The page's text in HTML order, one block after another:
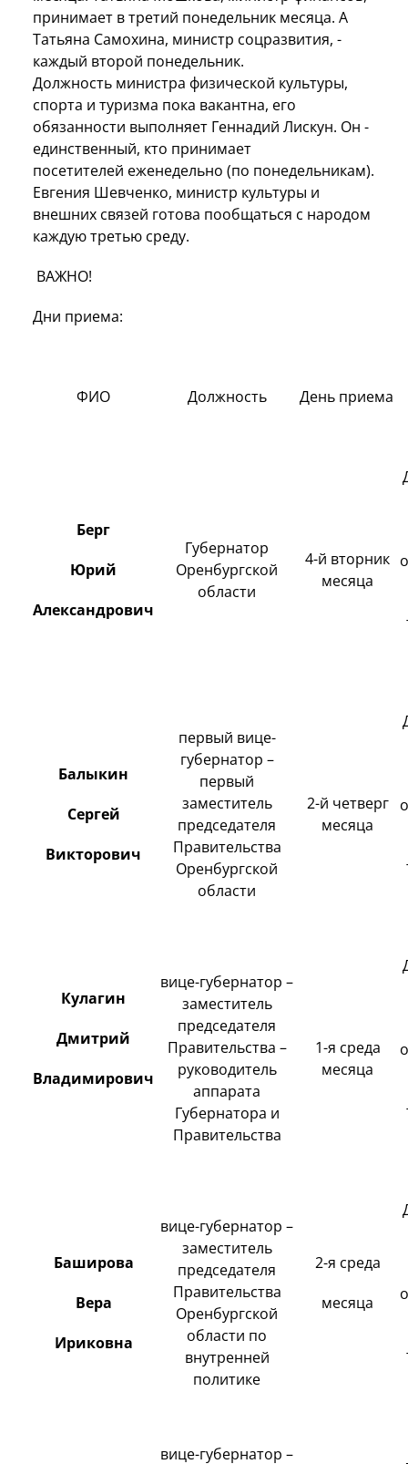
принимает в третий понедельник месяца. А
Татьяна Самохина, министр соцразвития, -
каждый второй понедельник.
Должность министра физической культуры,
спорта и туризма пока вакантна, его
обязанности выполняет Геннадий Лискун. Он -
единственный, кто принимает
посетителей еженедельно (по понедельникам).
Евгения Шевченко, министр культуры и
внешних связей готова пообщаться с народом
каждую третью среду.
ВАЖНО!
Дни приема:
ФИО Должность День приема
Берг
Юрий
Александрович
Губернатор
Оренбургской
области
4-й вторник
месяца
Балыкин
Сергей
Викторович
первый вице-
губернатор –
первый
заместитель
председателя
Правительства
Оренбургской
области
2-й четверг
месяца
Кулагин
Дмитрий
Владимирович
вице-губернатор –
заместитель
председателя
Правительства –
руководитель
аппарата
Губернатора и
Правительства
1-я среда
месяца
Баширова
Вера
Ириковна
вице-губернатор –
заместитель
председателя
Правительства
Оренбургской
области по
внутренней
политике
2-я среда
месяца
вице-губернатор –